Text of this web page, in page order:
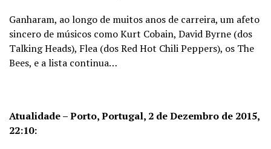
Ganharam, ao longo de muitos anos de carreira, um afeto
sincero de músicos como Kurt Cobain, David Byrne (dos
Talking Heads), Flea (dos Red Hot Chili Peppers), os The
Bees, e a lista continua…
Atualidade – Porto, Portugal, 2 de Dezembro de 2015,
22:10: